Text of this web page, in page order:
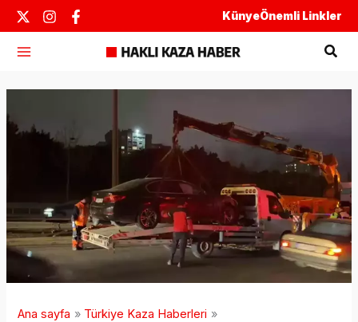
İçeriğe
atla
KünyeÖnemli Linkler
Ana sayfa
Türkiye Kaza Haberleri